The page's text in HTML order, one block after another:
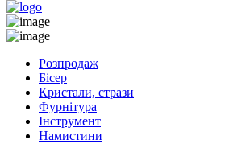
Розпродаж
Бісер
Кристали, стрази
Фурнітура
Інструмент
Намистини